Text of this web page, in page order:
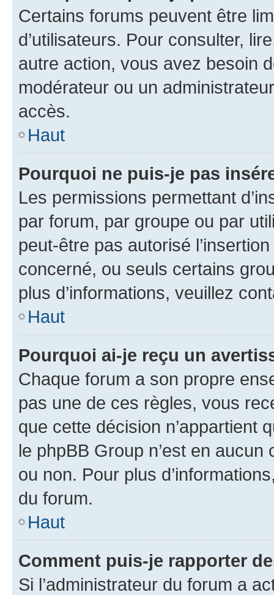
Certains forums peuvent être
d’utilisateurs. Pour consulter,
autre action, vous avez besoin
modérateur ou un
accès.
Haut
Pourquoi ne puis-je pas
Les permissions permettant
par forum, par groupe ou par
peut-être pas autorisé
concerné, ou seuls certains
plus d’informations, veuillez
Haut
Pourquoi ai-je reçu un
Chaque forum a son propre
pas une de ces règles, vous
que cette décision n’appartient
le phpBB Group n’est en
ou non. Pour plus
du forum.
Haut
Comment puis-je rapporter
Si l’administrateur du forum a